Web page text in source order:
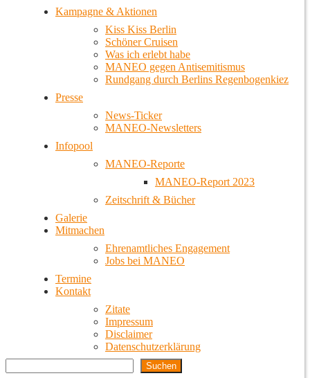
Kampagne & Aktionen
Kiss Kiss Berlin
Schöner Cruisen
Was ich erlebt habe
MANEO gegen Antisemitismus
Rundgang durch Berlins Regenbogenkiez
Presse
News-Ticker
MANEO-Newsletters
Infopool
MANEO-Reporte
MANEO-Report 2023
Zeitschrift & Bücher
Galerie
Mitmachen
Ehrenamtliches Engagement
Jobs bei MANEO
Termine
Kontakt
Zitate
Impressum
Disclaimer
Datenschutzerklärung
Suchen